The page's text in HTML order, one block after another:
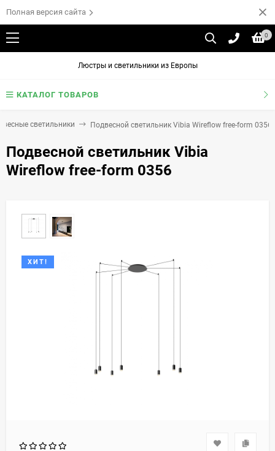
Полная версия сайта
0
Люстры и светильники из Европы
КАТАЛОГ ТОВАРОВ
светильники Подвесной светильник Vibia Wireflow free-form 0356
Подвесной светильник Vibia
Wireflow free-form 0356
ХИТ!